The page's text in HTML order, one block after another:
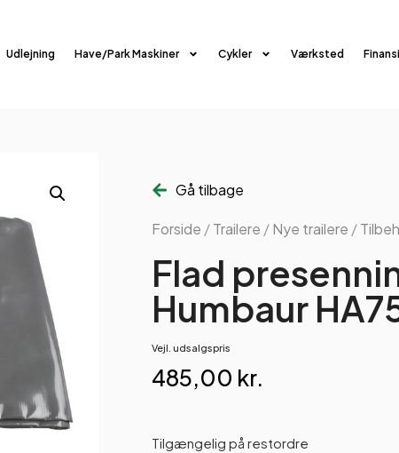
Udlejning Have/Park Maskiner Cykler Værksted
Gå tilbage
Forside /Trailere /Nye trailere /
Flad
Humbaur
Vejl. udsalgspris
485,00 kr.
Tilgængelig på restordre